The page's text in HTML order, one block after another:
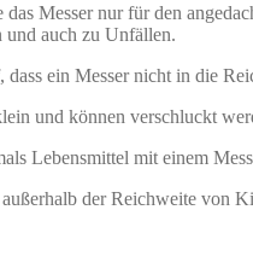
Messer nur für den
und auch zu Unfällen.
ein Messer nicht in die
und können verschluckt
Lebensmittel mit einem
der Reichweite von